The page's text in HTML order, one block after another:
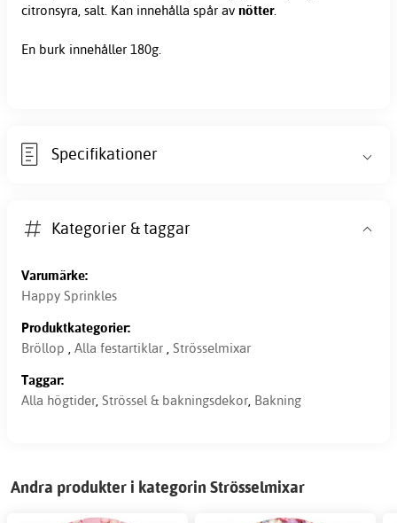
citronsyra, salt. Kan innehålla spår av nötter.
En burk innehåller 180g.
Specifikationer
Kategorier & taggar
Varumärke:
Happy Sprinkles
Produktkategorier:
Bröllop , Alla festartiklar , Strösselmixar
Taggar:
Alla högtider, Strössel & bakningsdekor, Bakning
Andra produkter i kategorin Strösselmixar